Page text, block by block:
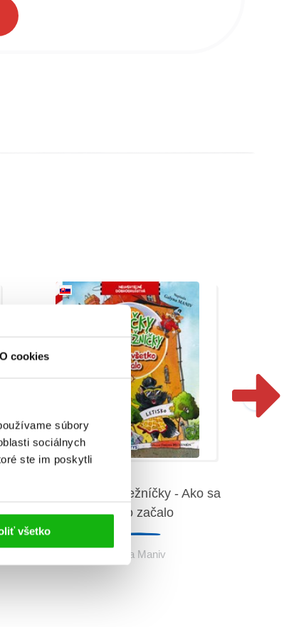
O cookies
súbory
sociálnych
ste im poskytli
všetko
Mačky svetobežníčky - Ako sa
všetko začalo
Galina Maniv